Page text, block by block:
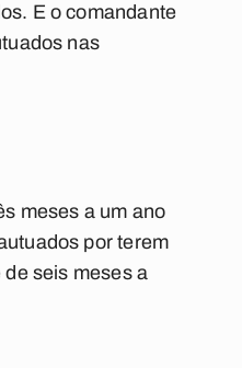
E o comandante
nas
meses a um ano
por terem
seis meses a